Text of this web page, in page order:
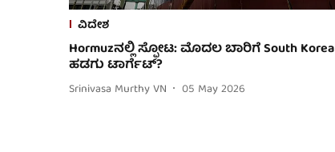
ವಿದೇಶ
Hormuzನಲ್ಲಿ ಸ್ಫೋಟ: ಮೊದಲ ಬಾರಿಗೆ South Korea
ಹಡಗು ಟಾರ್ಗೆಟ್?
Srinivasa Murthy VN 05 May 2026